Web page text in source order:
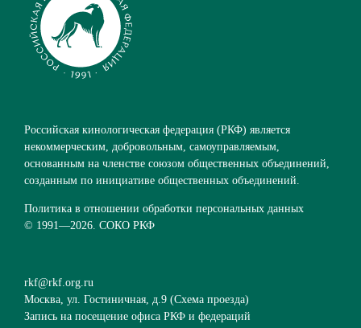
Российская кинологическая федерация (РКФ) является
некоммерческим, добровольным, самоуправляемым,
основанным на членстве союзом общественных объединений,
созданным по инициативе общественных объединений.
Политика в отношении обработки персональных данных
© 1991—2026. СОКО РКФ
rkf@rkf.org.ru
Москва, ул. Гостиничная, д.9 (Схема проезда)
Запись на посещение офиса РКФ и федераций